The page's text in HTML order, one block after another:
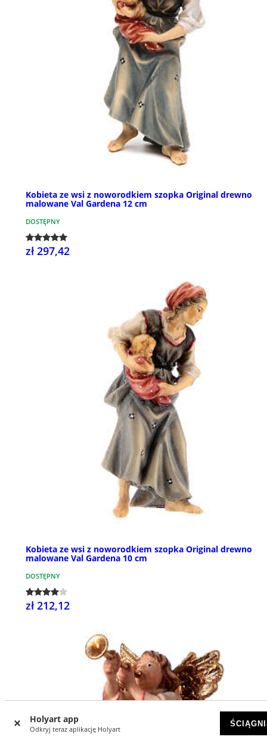
Holyart app
Odkryj teraz aplikację Holyart
Kobieta ze wsi z noworodkiem szopka Original drewno
malowane Val Gardena 12 cm
DOSTĘPNY
zł 297,42
Kobieta ze wsi z noworodkiem szopka Original drewno
malowane Val Gardena 10 cm
DOSTĘPNY
zł 212,12